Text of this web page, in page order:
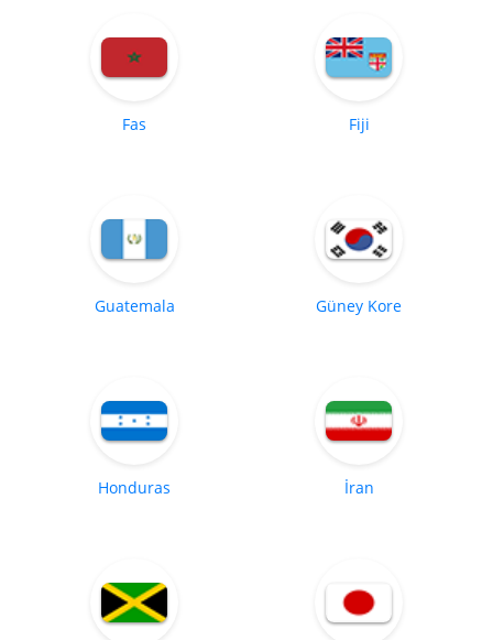
Fas Fiji
Guatemala Güney Kore
Honduras İran